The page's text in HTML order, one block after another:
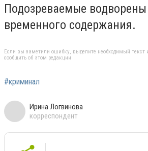
Подозреваемые водворены
временного содержания.
Если вы заметили ошибку, выделите необходимый текст
сообщить об этом редакции
#криминал
Ирина Логвинова
корреспондент